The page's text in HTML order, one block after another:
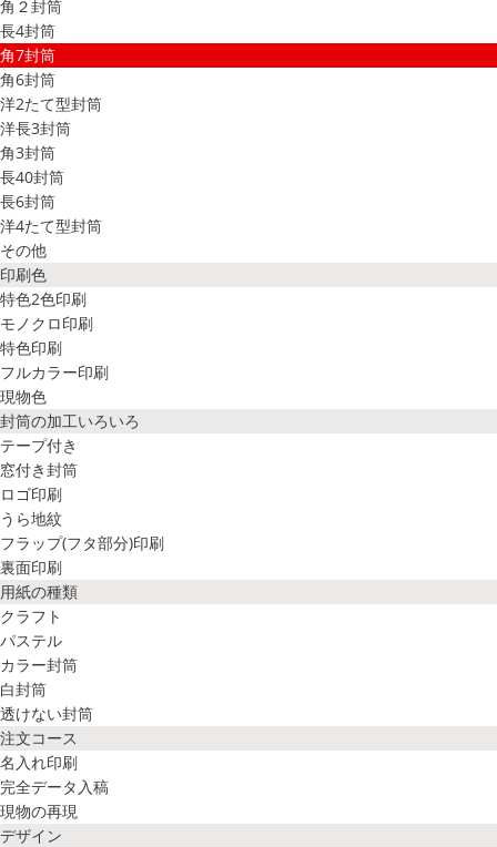
角２封筒
長4封筒
角7封筒
角6封筒
洋2たて型封筒
洋長3封筒
角3封筒
長40封筒
長6封筒
洋4たて型封筒
その他
印刷色
特色2色印刷
モノクロ印刷
特色印刷
フルカラー印刷
現物色
封筒の加工いろいろ
テープ付き
窓付き封筒
ロゴ印刷
うら地紋
フラップ(フタ部分)印刷
裏面印刷
用紙の種類
クラフト
パステル
カラー封筒
白封筒
透けない封筒
注文コース
名入れ印刷
完全データ入稿
現物の再現
デザイン